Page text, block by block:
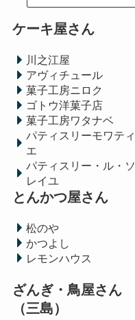
ケーキ屋さん
川之江屋
アヴィチュール
菓子工房ニロク
ゴトウ洋菓子店
菓子工房ワタナベ
パティスリーモワティ
エ
パティスリー・ル・ソ
レイユ
とんかつ屋さん
松のや
かつよし
レモンハウス
ざんぎ・鳥屋さん
（三島）